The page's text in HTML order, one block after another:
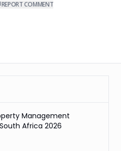
REPORT COMMENT
Management
Africa 2026